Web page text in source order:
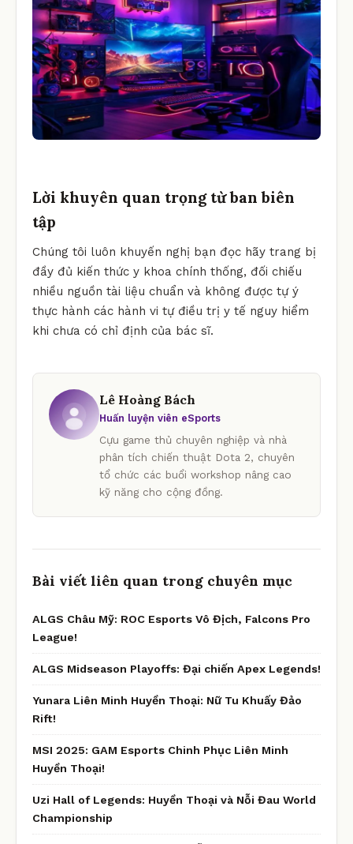
Lời khuyên quan trọng từ ban biên
tập
Chúng tôi luôn khuyến nghị bạn đọc hãy trang bị
đầy đủ kiến thức y khoa chính thống, đối chiếu
nhiều nguồn tài liệu chuẩn và không được tự ý
thực hành các hành vi tự điều trị y tế nguy hiểm
khi chưa có chỉ định của bác sĩ.
Lê Hoàng Bách
Huấn luyện viên eSports
Cựu game thủ chuyên nghiệp và nhà
phân tích chiến thuật Dota 2, chuyên
tổ chức các buổi workshop nâng cao
kỹ năng cho cộng đồng.
Bài viết liên quan trong chuyên mục
ALGS Châu Mỹ: ROC Esports Vô Địch, Falcons Pro
League!
ALGS Midseason Playoffs: Đại chiến Apex Legends!
Yunara Liên Minh Huyền Thoại: Nữ Tu Khuấy Đảo
Rift!
MSI 2025: GAM Esports Chinh Phục Liên Minh
Huyền Thoại!
Uzi Hall of Legends: Huyền Thoại và Nỗi Đau World
Championship